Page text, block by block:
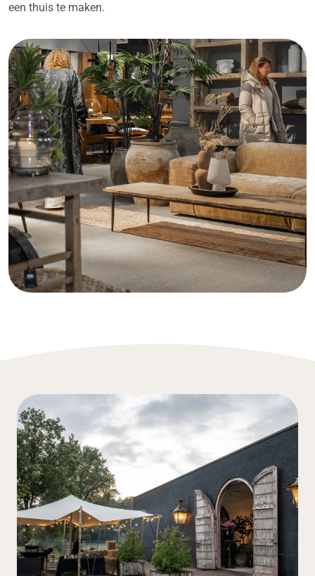
een thuis te maken.